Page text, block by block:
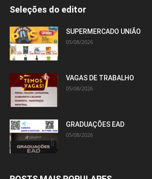
Seleções do editor
SUPERMERCADO UNIÃO
05/08/2026
VAGAS DE TRABALHO
05/08/2026
GRADUAÇÕES EAD
05/08/2026